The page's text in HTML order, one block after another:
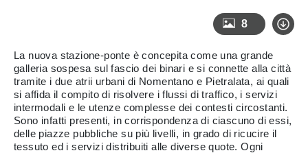
8
La nuova stazione-ponte è concepita come una grande
galleria sospesa sul fascio dei binari e si connette alla città
tramite i due atrii urbani di Nomentano e Pietralata, ai quali
si affida il compito di risolvere i flussi di traffico, i servizi
intermodali e le utenze complesse dei contesti circostanti.
Sono infatti presenti, in corrispondenza di ciascuno di essi,
delle piazze pubbliche su più livelli, in grado di ricucire il
tessuto ed i servizi distribuiti alle diverse quote. Ogni